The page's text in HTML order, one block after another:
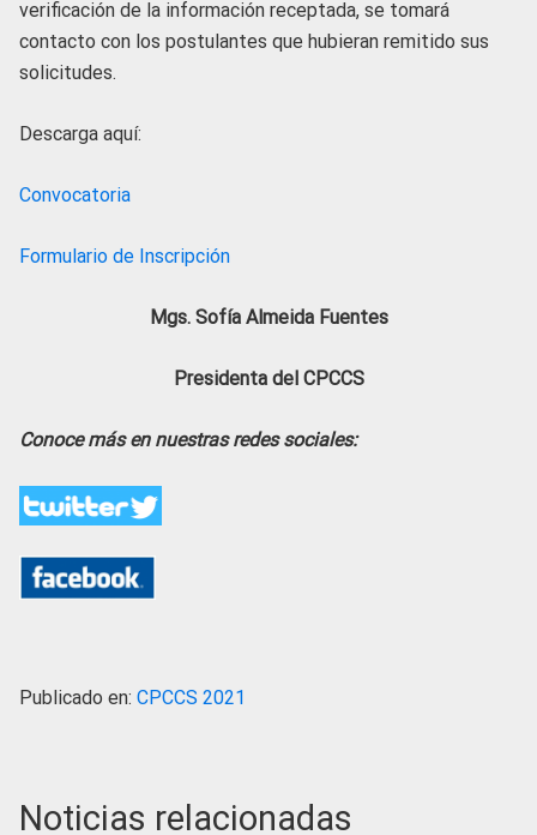
verificación de la información receptada, se tomará
contacto con los postulantes que hubieran remitido sus
solicitudes.
Descarga aquí:
Convocatoria
Formulario de Inscripción
Mgs. Sofía Almeida Fuentes
Presidenta del CPCCS
Conoce más en nuestras redes sociales:
Publicado en: CPCCS 2021
Noticias relacionadas